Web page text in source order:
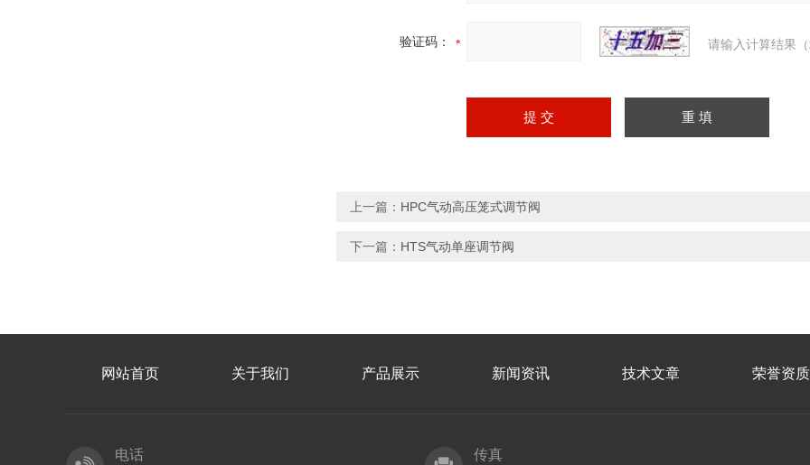
验证码： 请输入计算结果
上一篇： HPC气动高压笼式调节阀
下一篇： HTS气动单座调节阀
网站首页 关于我们 产品展示 新闻资讯 技术文章 荣誉资质
电话 传真